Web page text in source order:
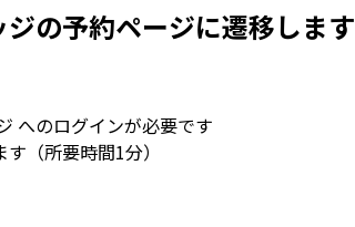
の予約ページに遷移します
へのログインが必要です
（所要時間1分）